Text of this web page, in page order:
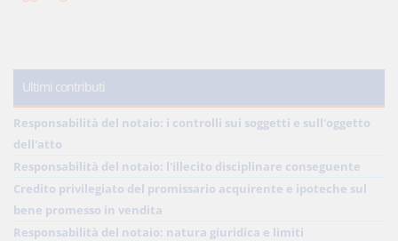
Ultimi contributi
Responsabilità del notaio: i controlli sui soggetti e sull'oggetto
dell'atto
Responsabilità del notaio: l'illecito disciplinare conseguente
Credito privilegiato del promissario acquirente e ipoteche sul
bene promesso in vendita
Responsabilità del notaio: natura giuridica e limiti